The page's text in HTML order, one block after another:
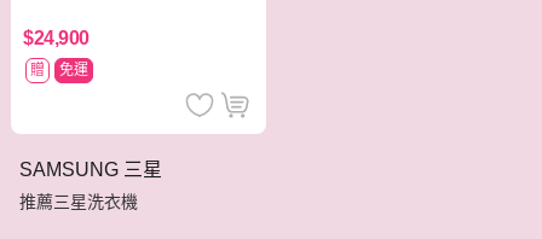
$24,900
贈 免運
SAMSUNG 三星
推薦三星洗衣機